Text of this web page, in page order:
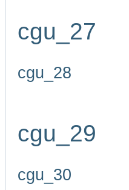
cgu_27
cgu_28
cgu_29
cgu_30